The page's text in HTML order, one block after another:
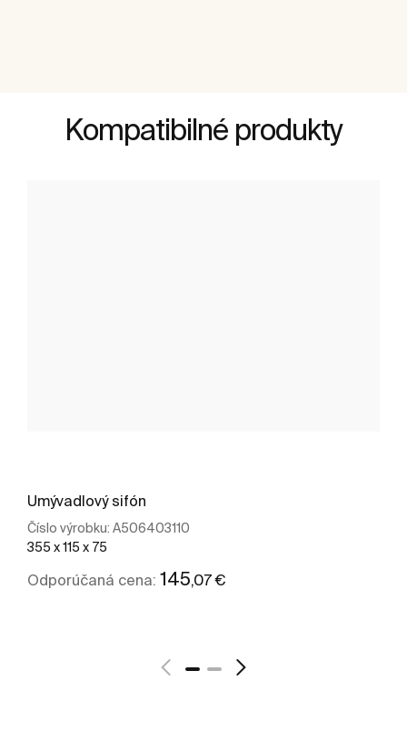
Kompatibilné produkty
Umývadlový sifón
Číslo výrobku: A506403110
355 x 115 x 75
Odporúčaná cena: 145,07 €